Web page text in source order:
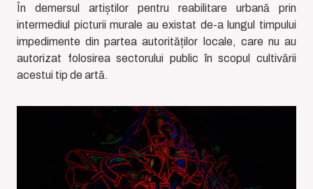
În demersul artiștilor pentru reabilitare urbană prin
intermediul picturii murale au existat de-a lungul timpului
impedimente din partea autorităților locale, care nu au
autorizat folosirea sectorului public în scopul cultivării
acestui tip de artă.